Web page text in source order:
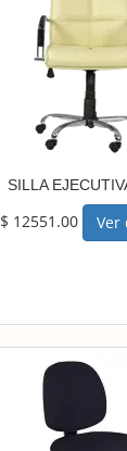
SILLA
$ 12551.00 Ver